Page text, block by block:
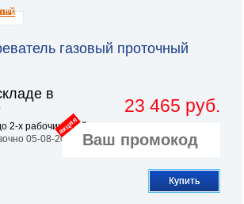
газовый проточный
в
2-х рабочих дней.
05-08-2026
23 465 руб.
акция
Купить